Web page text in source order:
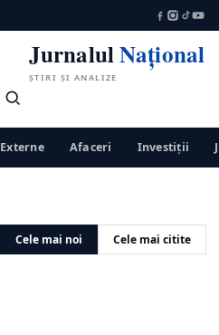
JurnalulNațional
ȘTIRI ȘI ANALIZE
Externe Afaceri Investiții
Cele mai noi Cele mai citite